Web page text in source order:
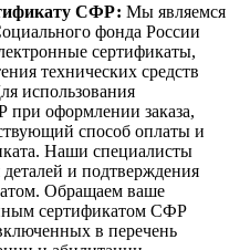
СФР: Мы являемся
фонда России
сертификаты,
технических средств
использования
при оформлении заказа,
способ оплаты и
Наши специалисты
и подтверждения
Обращаем ваше
сертификатом СФР
в перечень